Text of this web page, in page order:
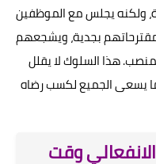
ولكنه يجلس مع الموظفين
بجدية، ويشجعهم
هذا السلوك لا يقلل
يسعى الجميع لكسب رضاه
وقت